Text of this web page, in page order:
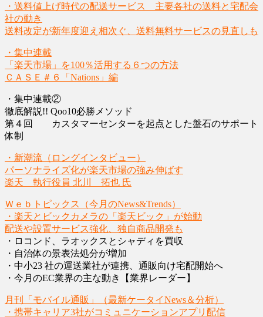
・送料値上げ時代の配送サービス 主要各社の送料と宅配会
社の動き
送料改定が新年度迎え相次ぐ、送料無料サービスの見直しも
・集中連載
「楽天市場」を100％活用する６つの方法
ＣＡＳＥ＃６「Nations」編
・集中連載②
徹底解説!! Qoo10必勝メソッド
第４回 カスタマーセンターを起点とした盤石のサポート
体制
・新潮流（ロングインタビュー）
パーソナライズ化が楽天市場の強み伸ばす
楽天 執行役員 北川 拓也 氏
Ｗｅｂトピックス（今月のNews&Trends）
・楽天とビックカメラの「楽天ビック」が始動
配送や設置サービス強化、独自商品開発も
・ロコンド、ラオックスとシャディを買収
・自治体の景表法処分が増加
・中小23 社の運送業社が連携、通販向け宅配開始へ
・今月のEC業界の主な動き【業界レーダー】
月刊「モバイル通販」（最新ケータイNews＆分析）
・携帯キャリア3社がコミュニケーションアプリ配信